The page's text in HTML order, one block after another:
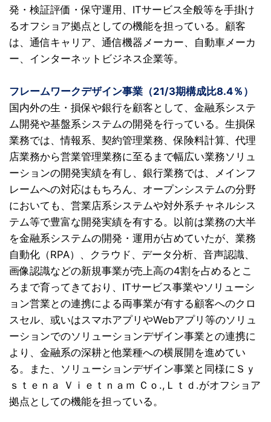
発・検証評価・保守運用、ITサービス全般等を手掛け
るオフショア拠点としての機能を担っている。顧客
は、通信キャリア、通信機器メーカー、自動車メーカ
ー、インターネットビジネス企業等。
フレームワークデザイン事業（21/3期構成比8.4％）
国内外の生・損保や銀行を顧客として、金融系システ
ム開発や基盤系システムの開発を行っている。生損保
業務では、情報系、契約管理業務、保険料計算、代理
店業務から営業管理業務に至るまで幅広い業務ソリュ
ーションの開発実績を有し、銀行業務では、メインフ
レームへの対応はもちろん、オープンシステムの分野
においても、営業店系システムや対外系チャネルシス
テム等で豊富な開発実績を有する。以前は業務の大半
を金融系システムの開発・運用が占めていたが、業務
自動化（RPA）、クラウド、データ分析、音声認識、
画像認識などの新規事業が売上高の4割を占めるとこ
ろまで育ってきており、ITサービス事業やソリューシ
ョン営業との連携による両事業が有する顧客へのクロ
スセル、或いはスマホアプリやWebアプリ等のソリュ
ーションでのソリューションデザイン事業との連携に
より、金融系の深耕と他業種への横展開を進めてい
る。また、ソリューションデザイン事業と同様にＳｙ
ｓｔｅｎａ Ｖｉｅｔｎａｍ Ｃｏ.,Ｌｔｄ.がオフショア
拠点としての機能を担っている。